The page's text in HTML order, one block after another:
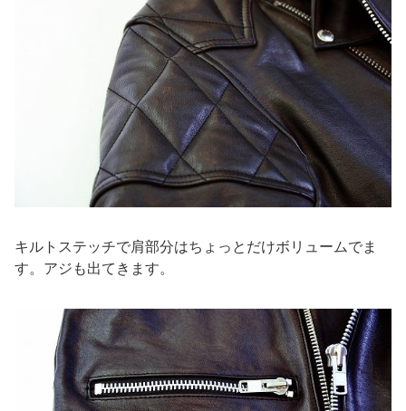
キルトステッチで肩部分はちょっとだけボリュームでま
す。アジも出てきます。